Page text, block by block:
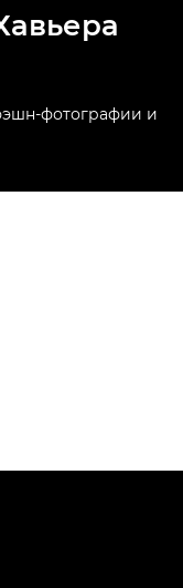
фотографии и